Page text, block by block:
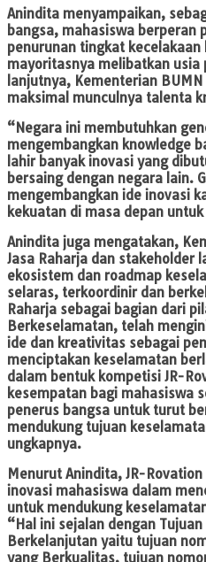
Anindita menyampaikan,
bangsa, mahasiswa berperan
penurunan tingkat kecelakaan
mayoritasnya melibatkan
lanjutnya, Kementerian
maksimal munculnya talenta
“Negara ini membutuhkan
mengembangkan knowledge
lahir banyak inovasi yang
bersaing dengan negara lain.
mengembangkan ide inovasi
kekuatan di masa depan
Anindita juga mengatakan,
Jasa Raharja dan stakeholder
ekosistem dan roadmap
selaras, terkoordinir dan
Raharja sebagai bagian dari
Berkeselamatan, telah
ide dan kreativitas sebagai
menciptakan keselamatan
dalam bentuk kompetisi JR-
kesempatan bagi mahasiswa
penerus bangsa untuk turut
mendukung tujuan
ungkapnya.
Menurut Anindita, JR-
inovasi mahasiswa dalam
untuk mendukung
“Hal ini sejalan dengan
Berkelanjutan yaitu tujuan
yang Berkualitas, tujuan